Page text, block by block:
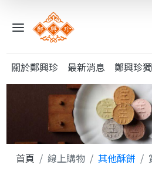
小
類
關於鄭興珍 最新消息 鄭興珍
首頁 線上購物 其他酥餅